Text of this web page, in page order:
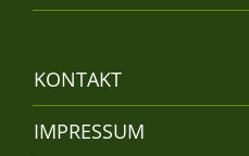
KONTAKT
IMPRESSUM